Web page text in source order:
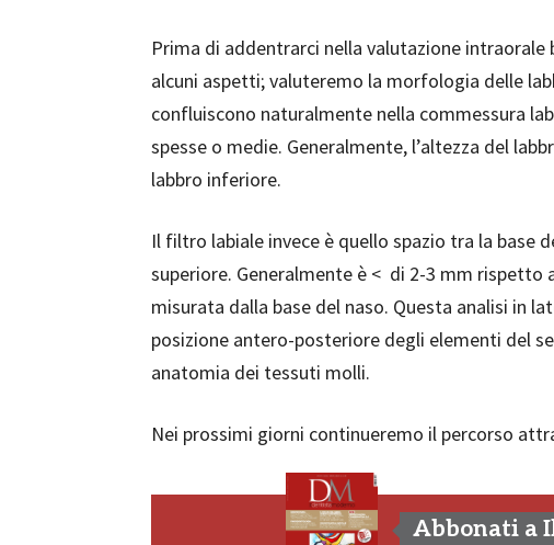
Prima di addentrarci nella valutazione
alcuni aspetti; valuteremo la morfologia delle
confluiscono naturalmente nella commessura
spesse o medie. Generalmente, l’altezza del
labbro inferiore.
Il filtro labiale invece è quello spazio tra la base
superiore. Generalmente è < di 2-3 mm rispetto
misurata dalla base del naso. Questa analisi in
posizione antero-posteriore degli elementi del
anatomia dei tessuti molli.
Nei prossimi giorni continueremo il percorso
Abbonati a